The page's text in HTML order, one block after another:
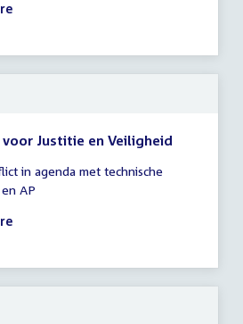
Justitie en Veiligheid
in agenda met technische
AP